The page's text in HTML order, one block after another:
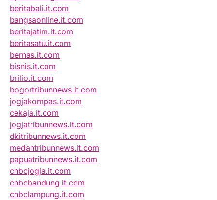
beritabali.it.com
bangsaonline.it.com
beritajatim.it.com
beritasatu.it.com
bernas.it.com
bisnis.it.com
brilio.it.com
bogortribunnews.it.com
jogjakompas.it.com
cekaja.it.com
jogjatribunnews.it.com
dkitribunnews.it.com
medantribunnews.it.com
papuatribunnews.it.com
cnbcjogja.it.com
cnbcbandung.it.com
cnbclampung.it.com